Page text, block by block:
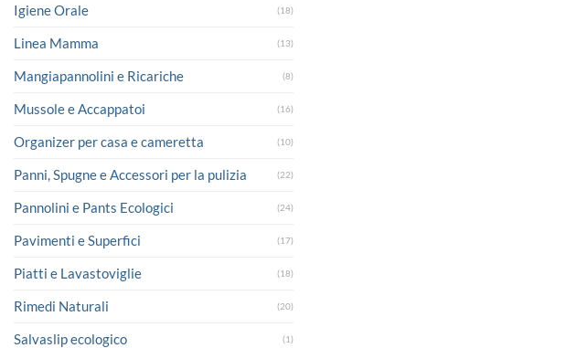
Igiene Orale (18)
Linea Mamma (13)
Mangiapannolini e Ricariche (8)
Mussole e Accappatoi (16)
Organizer per casa e cameretta (10)
Panni, Spugne e Accessori per la pulizia (22)
Pannolini e Pants Ecologici (24)
Pavimenti e Superfici (17)
Piatti e Lavastoviglie (18)
Rimedi Naturali (20)
Salvaslip ecologico (1)